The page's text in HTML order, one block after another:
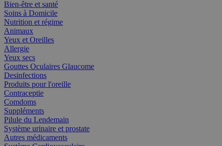
Bien-être et santé
Soins à Domicile
Nutrition et régime
Animaux
Yeux et Oreilles
Allergie
Yeux secs
Gouttes Oculaires Glaucome
Desinfections
Produits pour l'oreille
Contraceptie
Comdoms
Suppléments
Pilule du Lendemain
Système urinaire et prostate
Autres médicaments